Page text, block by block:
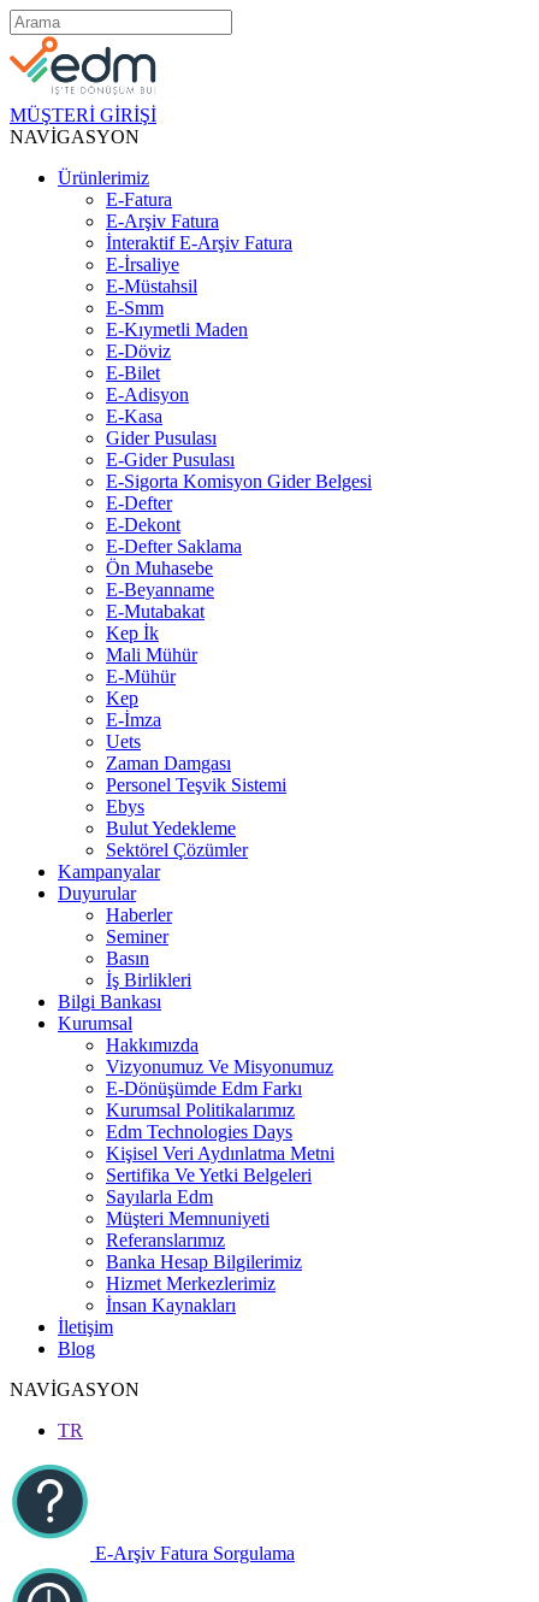
MÜŞTERİ GİRİŞİ
NAVİGASYON
Ürünlerimiz
E-Fatura
E-Arşiv Fatura
İnteraktif E-Arşiv Fatura
E-İrsaliye
E-Müstahsil
E-Smm
E-Kıymetli Maden
E-Döviz
E-Bilet
E-Adisyon
E-Kasa
Gider Pusulası
E-Gider Pusulası
E-Sigorta Komisyon Gider Belgesi
E-Defter
E-Dekont
E-Defter Saklama
Ön Muhasebe
E-Beyanname
E-Mutabakat
Kep İk
Mali Mühür
E-Mühür
Kep
E-İmza
Uets
Zaman Damgası
Personel Teşvik Sistemi
Ebys
Bulut Yedekleme
Sektörel Çözümler
Kampanyalar
Duyurular
Haberler
Seminer
Basın
İş Birlikleri
Bilgi Bankası
Kurumsal
Hakkımızda
Vizyonumuz Ve Misyonumuz
E-Dönüşümde Edm Farkı
Kurumsal Politikalarımız
Edm Technologies Days
Kişisel Veri Aydınlatma Metni
Sertifika Ve Yetki Belgeleri
Sayılarla Edm
Müşteri Memnuniyeti
Referanslarımız
Banka Hesap Bilgilerimiz
Hizmet Merkezlerimiz
İnsan Kaynakları
İletişim
Blog
NAVİGASYON
TR
E-Arşiv Fatura Sorgulama